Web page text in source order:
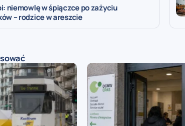
niemowlę w śpiączce po zażyciu
– rodzice w areszcie